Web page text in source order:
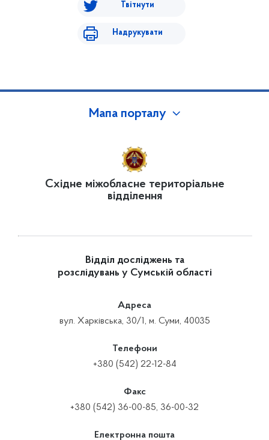
Твітнути
Надрукувати
Мапа порталу
Східне міжобласне територіальне
відділення
Відділ досліджень та
розслідувань у Сумській області
Адреса
вул. Харківська, 30/1, м. Суми, 40035
Телефони
+380 (542) 22-12-84
Факс
+380 (542) 36-00-85, 36-00-32
Електронна пошта